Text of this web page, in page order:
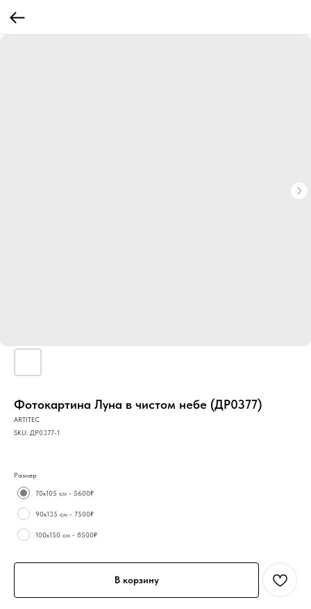
Фотокартина Луна в чистом небе (ДР0377)
ARTITEC
SKU: ДР0377-1
Размер
70х105 см - 5600₽
90х135 см - 7500₽
100х150 см - 8500₽
В корзину